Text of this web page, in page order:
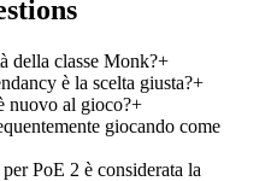
della classe Monk?+
è la scelta giusta?+
nuovo al gioco?+
giocando come
PoE 2 è considerata la